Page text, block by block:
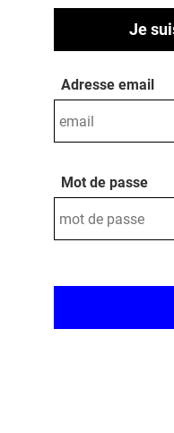
Je
Adresse email
Mot de passe